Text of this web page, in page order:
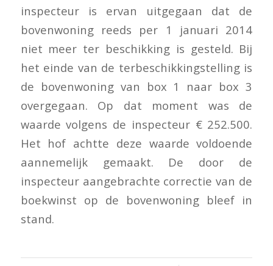
inspecteur is ervan uitgegaan dat de
bovenwoning reeds per 1 januari 2014
niet meer ter beschikking is gesteld. Bij
het einde van de terbeschikkingstelling is
de bovenwoning van box 1 naar box 3
overgegaan. Op dat moment was de
waarde volgens de inspecteur € 252.500.
Het hof achtte deze waarde voldoende
aannemelijk gemaakt. De door de
inspecteur aangebrachte correctie van de
boekwinst op de bovenwoning bleef in
stand.